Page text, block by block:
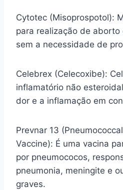
Cytotec (Misoprospotol):
para realização de
sem a necessidade de
Celebrex (Celecoxibe):
inflamatório não
dor e a inflamação em
Prevnar 13
Vaccine): É uma vacina
por pneumococos,
pneumonia, meningite e
graves.